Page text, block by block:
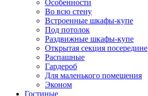
Особенности
Во всю стену
Встроенные шкафы-купе
Под потолок
Раздвижные шкафы-купе
Открытая секция посередине
Распашные
Гардероб
Для маленького помещения
Эконом
Гостиные